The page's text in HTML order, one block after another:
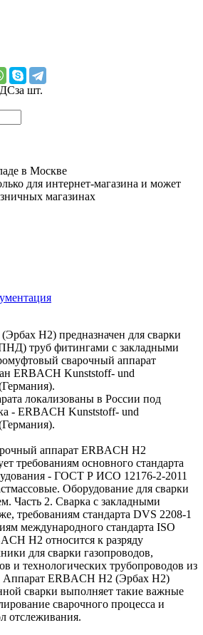
за шт.
в Москве
для интернет-магазина и может
магазинах
H2) предназначен для сварки
труб фитингами с закладными
сварочный аппарат
ERBACH Kunststoff- und
локализованы в России под
- ERBACH Kunststoff- und
аппарат ERBACH H2
требованиям основного стандарта
- ГОСТ Р ИСО 12176-2-2011
Оборудование для сварки
Часть 2. Сварка с закладными
требованиям стандарта DVS 2208-1
международного стандарта ISO
H2 относится к разряду
для сварки газопроводов,
и технологических трубопроводов из
Аппарат ERBACH H2 (Эрбах H2)
сварки выполняет такие важные
сварочного процесса и
отслеживания.